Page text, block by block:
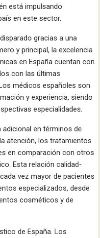
está impulsando
en este sector.
gracias a una
y principal, la excelencia
en España cuentan con
con las últimas
médicos españoles son
y experiencia, siendo
especialidades.
adicional en términos de
atención, los tratamientos
en comparación con otros
Esta relación calidad-
vez mayor de pacientes
especializados, desde
cosméticos y de
de España. Los